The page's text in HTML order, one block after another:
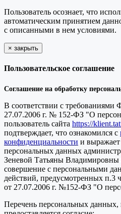
Пользователь осознает, что
автоматическим принятием
с описанными в нем условиями.
× закрыть
Пользовательское соглашение
Соглашение на обработку
В соответствии с требованиями
27.07.2006 г. № 152-ФЗ "О
пользователь сайта https://
подтверждает, что ознакомился с
конфиденциальности и выражает
персональных данных
Зеневой Татьяны Владимировны
совершение с персональными
действий, предусмотренных п.3
от 27.07.2006 г. №152-ФЗ "О
Перечень персональных данных,